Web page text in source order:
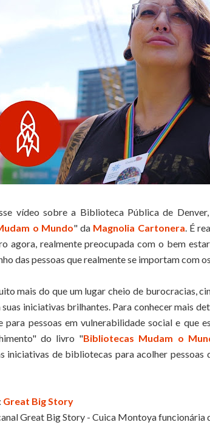
vídeo sobre a Biblioteca Pública de
o Mundo" da Magnolia Cartonera. É
agora, realmente preocupada com o bem
das pessoas que realmente se importam com
mais do que um lugar cheio de burocracias,
iniciativas brilhantes. Para conhecer mais
para pessoas em vulnerabilidade social e que
do livro "Bibliotecas Mudam o
iniciativas de bibliotecas para acolher pessoas
Great Big Story
Great Big Story - Cuica Montoya funcionária